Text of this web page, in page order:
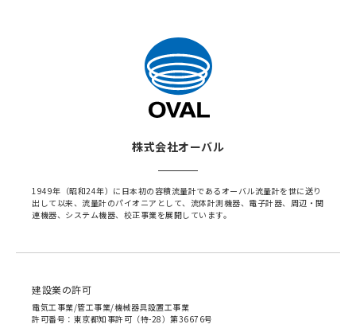
株式会社オーバル
1949年（昭和24年）に日本初の容積流量計であるオーバル流量計を世に送り
出して以来、流量計のパイオニアとして、流体計測機器、電子計器、周辺・関
連機器、システム機器、校正事業を展開しています。
建設業の許可
電気工事業/管工事業/機械器具設置工事業
許可番号：東京都知事許可（特-28）第36676号